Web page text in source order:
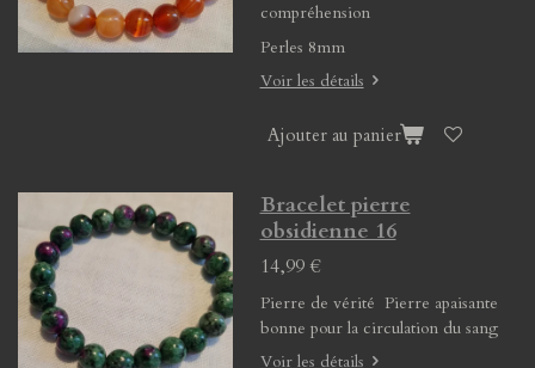
compréhension
Perles 8mm
Voir les détails
Ajouter au panier
Bracelet pierre
obsidienne 16
14,99 €
Pierre de vérité Pierre apaisante
bonne pour la circulation du sang
Voir les détails